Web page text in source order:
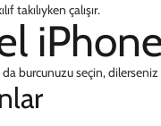
takılıyken çalışır.
iPhone
burcunuzu seçin, dilerseniz